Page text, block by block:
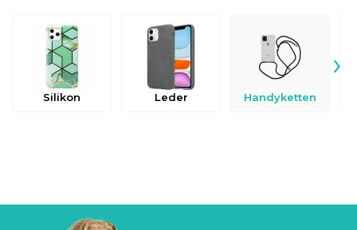
Silikon Leder Handyketten
›